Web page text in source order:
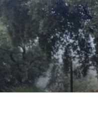
Saltar
al
contenido